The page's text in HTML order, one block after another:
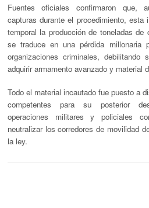
Fuentes oficiales confirmaron que,
capturas durante el procedimiento, esta
temporal la producción de toneladas
se traduce en una pérdida millonaria
organizaciones criminales, debilitando
adquirir armamento avanzado y material
Todo el material incautado fue puesto a
competentes para su posterior
operaciones militares y policiales
neutralizar los corredores de movilidad
la ley.